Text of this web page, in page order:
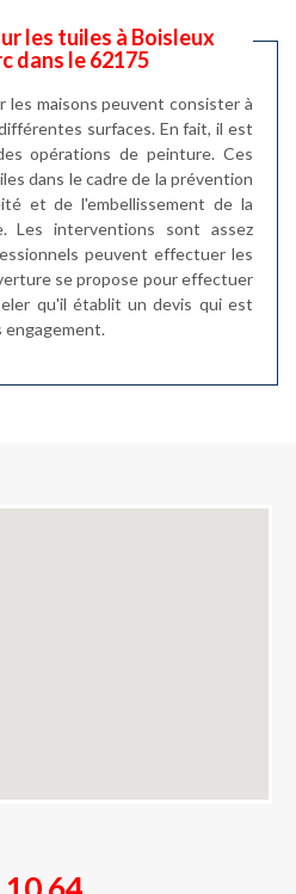
les tuiles à Boisleux
dans le 62175
les maisons peuvent consister à
surfaces. En fait, il est
opérations de peinture. Ces
dans le cadre de la prévention
et de l'embellissement de la
Les interventions sont assez
peuvent effectuer les
se propose pour effectuer
qu'il établit un devis qui est